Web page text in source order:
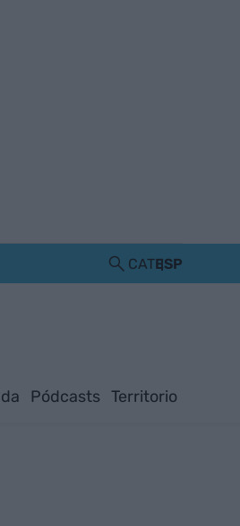
CATESP
Pódcasts Territorio